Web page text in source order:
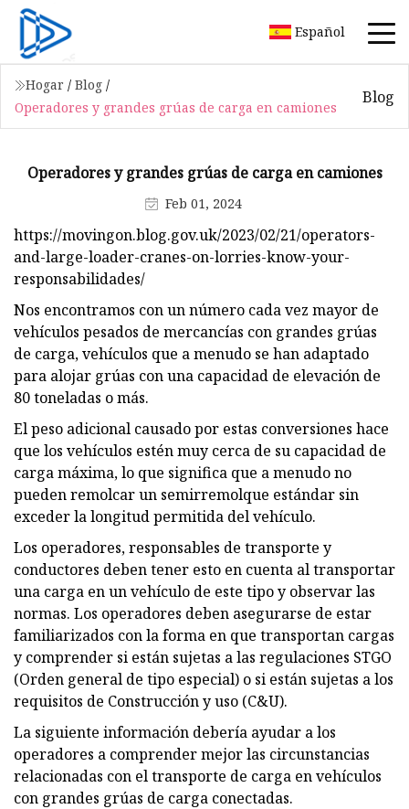
Español
Hogar / Blog /
Operadores y grandes grúas de carga en camiones
Blog
Operadores y grandes grúas de carga en camiones
Feb 01, 2024
https://movingon.blog.gov.uk/2023/02/21/operators-
and-large-loader-cranes-on-lorries-know-your-
responsabilidades/
Nos encontramos con un número cada vez mayor de
vehículos pesados ​​de mercancías con grandes grúas
de carga, vehículos que a menudo se han adaptado
para alojar grúas con una capacidad de elevación de
80 toneladas o más.
El peso adicional causado por estas conversiones hace
que los vehículos estén muy cerca de su capacidad de
carga máxima, lo que significa que a menudo no
pueden remolcar un semirremolque estándar sin
exceder la longitud permitida del vehículo.
Los operadores, responsables de transporte y
conductores deben tener esto en cuenta al transportar
una carga en un vehículo de este tipo y observar las
normas. Los operadores deben asegurarse de estar
familiarizados con la forma en que transportan cargas
y comprender si están sujetas a las regulaciones STGO
(Orden general de tipo especial) o si están sujetas a los
requisitos de Construcción y uso (C&U).
La siguiente información debería ayudar a los
operadores a comprender mejor las circunstancias
relacionadas con el transporte de carga en vehículos
con grandes grúas de carga conectadas.